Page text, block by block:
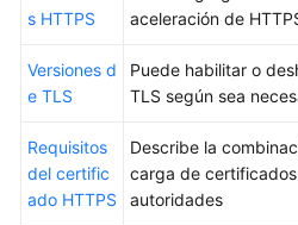
no
disponible
en
idioma
s HTTPS
aceleración de
Versiones d
e TLS
Puede habilitar o
TLS según sea
Requisitos
del certific
ado HTTPS
Describe la
carga de
autoridades